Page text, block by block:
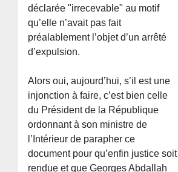
déclarée "irrecevable" au motif
qu’elle n’avait pas fait
préalablement l’objet d’un arrêté
d’expulsion.
Alors oui, aujourd’hui, s’il est une
injonction à faire, c’est bien celle
du Président de la République
ordonnant à son ministre de
l’Intérieur de parapher ce
document pour qu’enfin justice soit
rendue et que Georges Abdallah